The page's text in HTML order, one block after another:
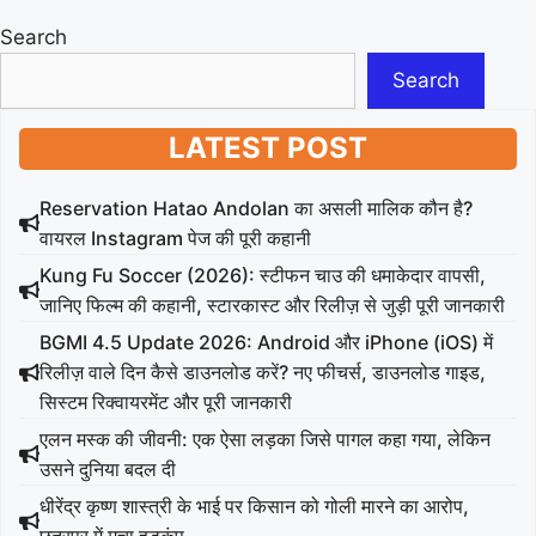
Search
Search
LATEST POST
Reservation Hatao Andolan का असली मालिक कौन है?
वायरल Instagram पेज की पूरी कहानी
Kung Fu Soccer (2026): स्टीफन चाउ की धमाकेदार वापसी,
जानिए फिल्म की कहानी, स्टारकास्ट और रिलीज़ से जुड़ी पूरी जानकारी
BGMI 4.5 Update 2026: Android और iPhone (iOS) में
रिलीज़ वाले दिन कैसे डाउनलोड करें? नए फीचर्स, डाउनलोड गाइड,
सिस्टम रिक्वायरमेंट और पूरी जानकारी
एलन मस्क की जीवनी: एक ऐसा लड़का जिसे पागल कहा गया, लेकिन
उसने दुनिया बदल दी
धीरेंद्र कृष्ण शास्त्री के भाई पर किसान को गोली मारने का आरोप,